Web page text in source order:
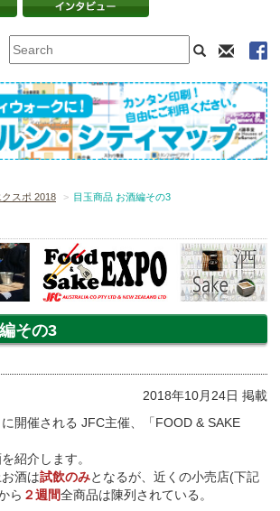
スポ 2018 目玉商品 お酒編その3
その3
2018年10月24日 掲載
開催される JFC主催、「FOOD & SAKE
紹介します。
酒は試飲のみとなるが、近くの小売店(下記
ら ２週間全商品は陳列されている。